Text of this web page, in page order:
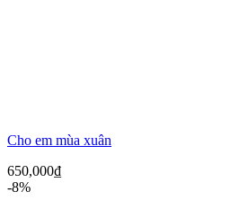
Cho em mùa xuân
650,000₫
-8%